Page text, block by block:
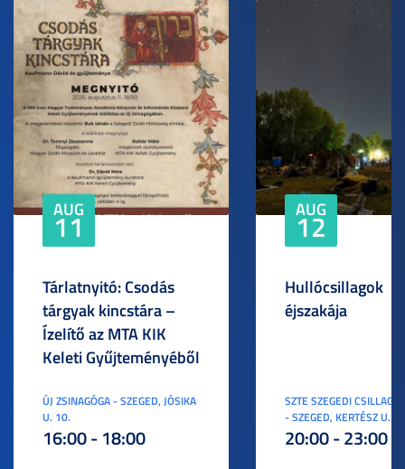
AUG
11
Tárlatnyitó: Csodás
tárgyak kincstára –
Ízelítő az MTA KIK
Keleti Gyűjteményéből
ÚJ ZSINAGÓGA - SZEGED, JÓSIKA
U. 10.
16:00 - 18:00
AUG
12
Hullócsillagok
éjszakája
SZTE SZEGEDI
- SZEGED, KERTÉSZ U. 3.
20:00 - 23:00